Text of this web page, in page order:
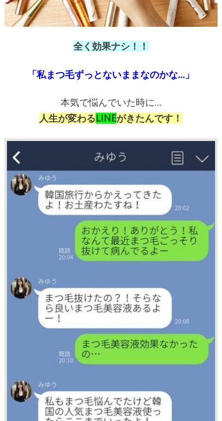
全く効果ナシ！！
「私まつ毛ずっとないままなのかな…」
本気で悩んでいた時に…
人生が変わるLINEがきたんです！